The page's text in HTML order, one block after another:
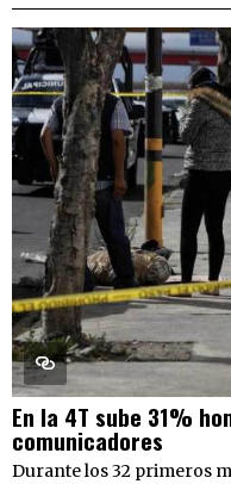
En la 4T sube 31%
comunicadores
Durante los 32 primeros